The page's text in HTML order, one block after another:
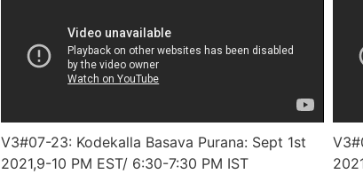
V3#07-23: Kodekalla Basava Purana: Sept 1st
2021,9-10 PM EST/ 6:30-7:30 PM IST